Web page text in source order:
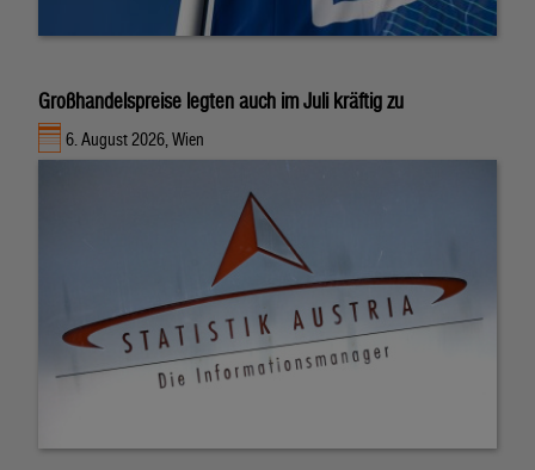
Großhandelspreise legten auch im Juli kräftig zu
6. August 2026, Wien